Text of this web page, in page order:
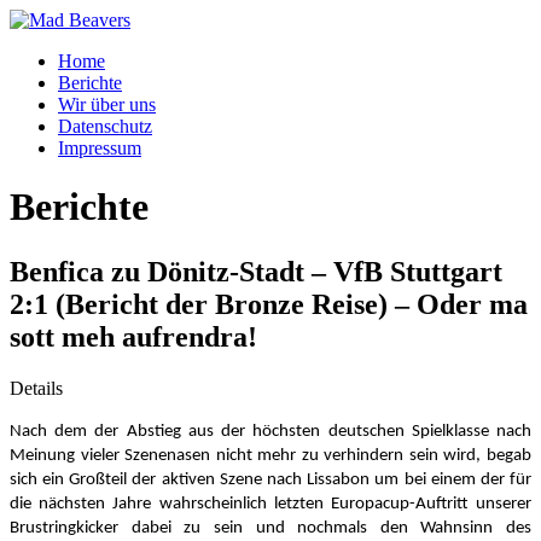
Home
Berichte
Wir über uns
Datenschutz
Impressum
Berichte
Benfica zu Dönitz-Stadt – VfB Stuttgart
2:1 (Bericht der Bronze Reise) – Oder ma
sott meh aufrendra!
Details
Nach dem der Abstieg aus der höchsten deutschen Spielklasse nach
Meinung vieler Szenenasen nicht mehr zu verhindern sein wird, begab
sich ein Großteil der aktiven Szene nach Lissabon um bei einem der für
die nächsten Jahre wahrscheinlich letzten Europacup-Auftritt unserer
Brustringkicker dabei zu sein und nochmals den Wahnsinn des